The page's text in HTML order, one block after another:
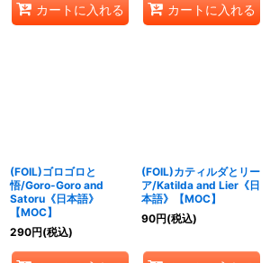
カートに入れる カートに入れる
(FOIL)ゴロゴロと
悟/Goro-Goro and
Satoru《日本語》
【MOC】
290円(税込)
(FOIL)カティルダとリー
ア/Katilda and Lier《日
本語》【MOC】
90円(税込)